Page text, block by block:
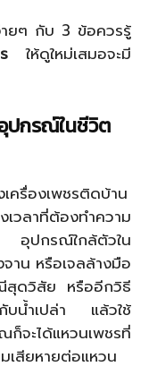
ายๆ กับ 3 ข้อควรรู้
ให้ดูใหม่เสมอจะมี
ปกรณ์ในชีวิต
เครื่องเพชรติดบ้าน
วลาที่ต้องทำความ
อุปกรณ์ใกล้ตัวใน
าน หรือเจลล้างมือ
สุดวิสัย หรืออีกวิธี
กับน้ำเปล่า แล้วใช้
จะได้แหวนเพชรที่
เสียหายต่อแหวน